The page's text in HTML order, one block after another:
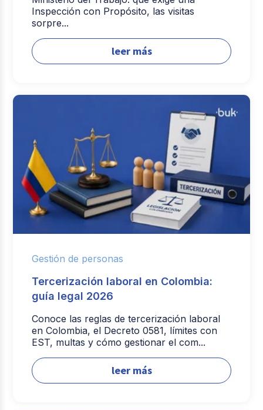
Inspección con Propósito, las visitas
sorpre...
leer más
Gestión de personas
Tercerización laboral en Colombia:
guía legal 2026
Conoce las reglas de tercerización laboral
en Colombia, el Decreto 0581, límites con
EST, multas y cómo gestionar el com...
leer más